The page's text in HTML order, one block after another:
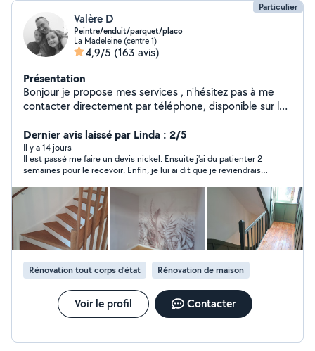
Particulier
Valère D
Peintre/enduit/parquet/placo
La Madeleine (centre 1)
4,9/5 (163 avis)
Présentation
Bonjour je propose mes services , n'hésitez pas à me
contacter directement par téléphone, disponible sur le
Dernier avis laissé par Linda : 2/5
Il y a 14 jours
Il est passé me faire un devis nickel. Ensuite j'ai du patienter 2
semaines pour le recevoir. Enfin, je lui ai dit que je reviendrais
lui ai envoyé un message et jamais eu de retour. Donc 🤷
Rénovation tout corps d’état Rénovation de maison
Voir le profil Contacter